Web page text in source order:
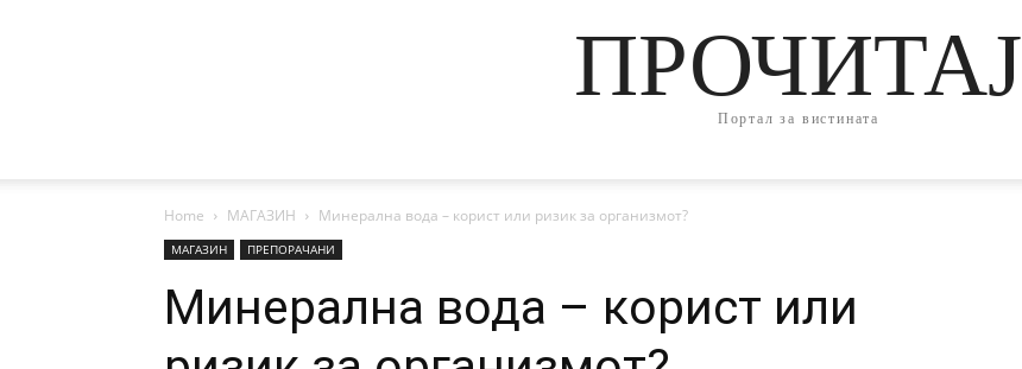
ПРОЧИТАЈ
Портал за вистината
Home МАГАЗИН Минерална вода – корист или ризик за организмот?
МАГАЗИН ПРЕПОРАЧАНИ
Минерална вода – корист или